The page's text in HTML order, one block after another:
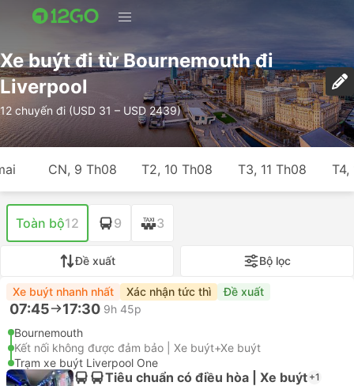
Xe buýt đi từ Bournemouth đi
Liverpool
12 chuyến đi (USD 31 – USD 2439)
CN, 9 Th08 T2, 10 Th08 T3, 11 Th08 T4,
Toàn bộ12 9 3
Đề xuất Bộ lọc
Xe buýt nhanh nhất Xác nhận tức thì Đề xuất
07:45 17:30 9h 45p
Bournemouth
Kết nối không được đảm bảo | Xe buýt+Xe buýt
Trạm xe buýt Liverpool One
Tiêu chuẩn có điều hòa | Xe buýt +1